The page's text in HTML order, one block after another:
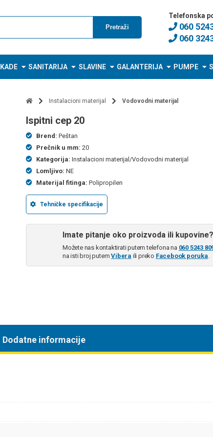
Pretraži
Telefonska
060
060
KADE SANITARIJA SLAVINE GALANTERIJA PUMPE
Instalacioni materijal Vodovodni materijal
ispitni cep 20
Brend: Peštan
Prečnik u mm: 20
Kategorija: Instalacioni materijal/Vodovodni materijal
Lomljivo: NE
Materijal fitinga: Polipropilen
Tehničke specifikacije
Imate pitanje oko proizvoda ili kupovine?
Možete nas kontaktirati putem telefona na 060 5243
na isti broj putemVibera ili preko Facebook poruka.
Dodatne informacije